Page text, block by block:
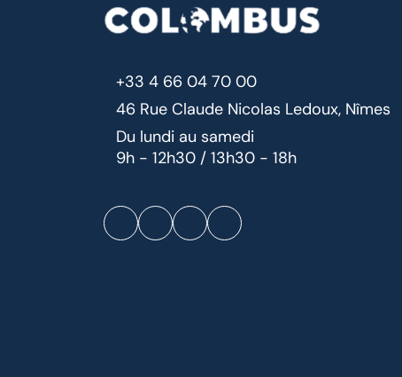
+33 4 66 04 70 00
46 Rue Claude Nicolas Ledoux, Nîmes
Du lundi au samedi
9h - 12h30 / 13h30 - 18h